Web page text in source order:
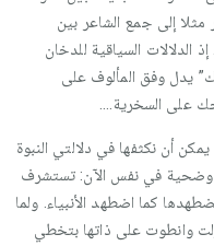
مثلا إلى جمع الشاعر بين
الدلالات السياقية للدخان
يدل وفق المألوف على
على السخرية….
أن نكثفها في دلالتي النبوة
وضحية في نفس الآن: تستشرف
كما اضطهد الأنبياء. ولما
وانطوت على ذاتها بتخطي